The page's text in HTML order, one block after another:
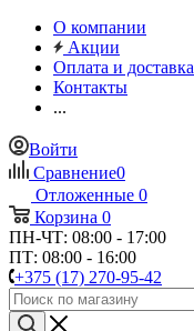
О компании
Акции
Оплата и доставка
Контакты
...
Войти
Сравнение0
Отложенные 0
Корзина 0
ПН-ЧТ: 08:00 - 17:00
ПТ: 08:00 - 16:00
+375 (17) 270-95-42